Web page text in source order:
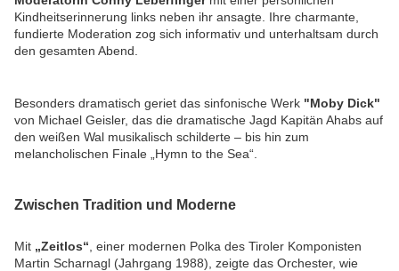
Kindheitserinnerung links neben ihr ansagte. Ihre charmante,
fundierte Moderation zog sich informativ und unterhaltsam durch
den gesamten Abend.
Besonders dramatisch geriet das sinfonische Werk "Moby Dick"
von Michael Geisler, das die dramatische Jagd Kapitän Ahabs auf
den weißen Wal musikalisch schilderte – bis hin zum
melancholischen Finale „Hymn to the Sea“.
Zwischen Tradition und Moderne
Mit „Zeitlos“ , einer modernen Polka des Tiroler Komponisten
Martin Scharnagl (Jahrgang 1988), zeigte das Orchester, wie